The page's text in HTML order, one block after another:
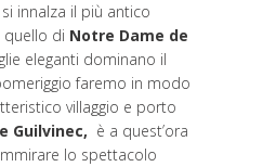
innalza il più antico
quello di Notre Dame de
eleganti dominano il
faremo in modo
villaggio e porto
Guilvinec, è a quest’ora
lo spettacolo